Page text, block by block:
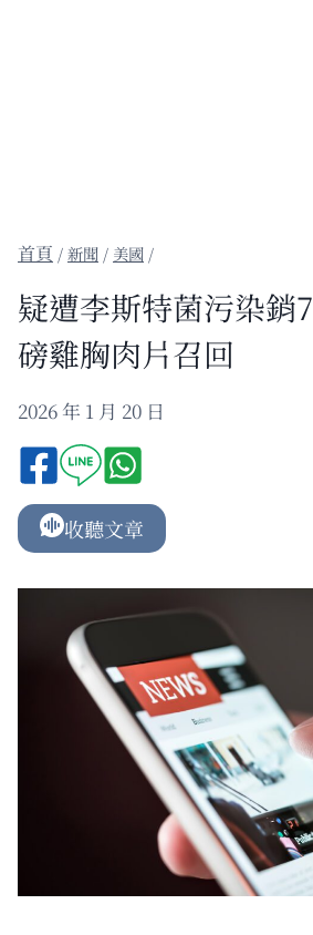
/新聞 / 美國 /
疑遭李斯特菌污染銷
磅雞胸肉片召回
2026 年 1 月 20 日
收聽文章